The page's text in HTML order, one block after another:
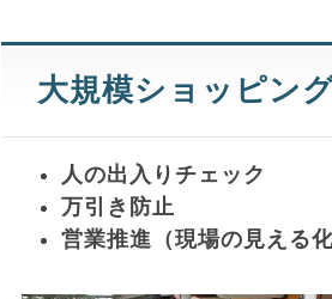
大規模ショッピン
人の出入りチェック
万引き防止
営業推進（現場の見える